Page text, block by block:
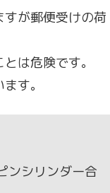
が郵便受けの荷
は危険です。
す。
ンシリンダー合